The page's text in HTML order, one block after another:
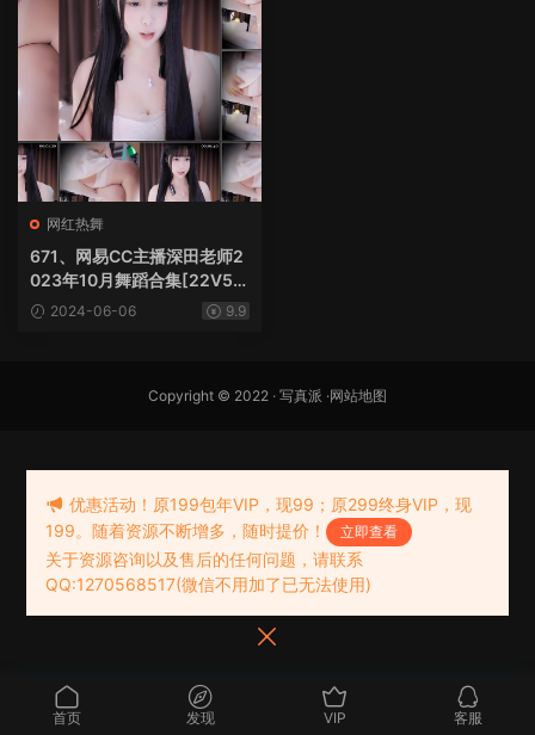
网红热舞
671、网易CC主播深田老师2
023年10月舞蹈合集[22V5.2
5G]2024-06-06 9.9
Copyright © 2022 · 写真派 ·网站地图
首页 发现 VIP 客服
优惠活动！原199包年VIP，现99；原299终身VIP，现
199。随着资源不断增多，随时提价！
立即查看
关于资源咨询以及售后的任何问题，请联系
QQ:1270568517(微信不用加了已无法使用)